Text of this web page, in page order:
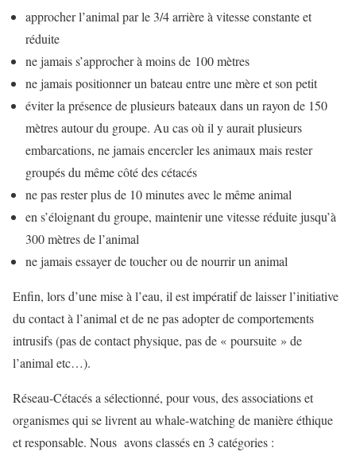
approcher l’animal par le 3/4 arrière à vitesse constante et
réduite
ne jamais s’approcher à moins de 100 mètres
ne jamais positionner un bateau entre une mère et son petit
éviter la présence de plusieurs bateaux dans un rayon de 150
mètres autour du groupe. Au cas où il y aurait plusieurs
embarcations, ne jamais encercler les animaux mais rester
groupés du même côté des cétacés
ne pas rester plus de 10 minutes avec le même animal
en s’éloignant du groupe, maintenir une vitesse réduite jusqu’à
300 mètres de l’animal
ne jamais essayer de toucher ou de nourrir un animal
Enfin, lors d’une mise à l’eau, il est impératif de laisser l’initiative
du contact à l’animal et de ne pas adopter de comportements
intrusifs (pas de contact physique, pas de « poursuite » de
l’animal etc…).
Réseau-Cétacés a sélectionné, pour vous, des associations et
organismes qui se livrent au whale-watching de manière éthique
et responsable. Nous avons classés en 3 catégories :